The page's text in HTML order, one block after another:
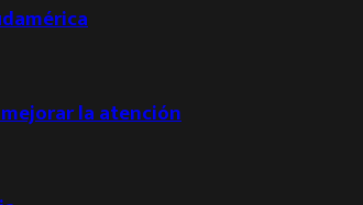
la atención